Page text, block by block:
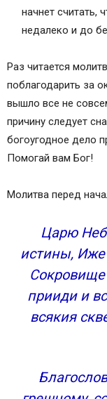
начнет считать,
недалеко и до
Раз читается
поблагодарить за
вышло все не
причину следует
богоугодное дело
Помогай вам Бог!
Молитва перед
Царю
истины, Иже
прииди и
всякия